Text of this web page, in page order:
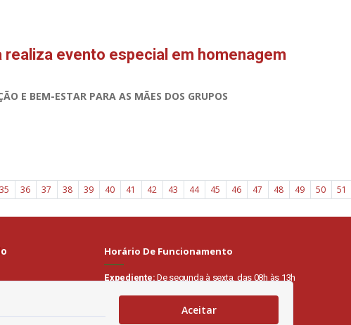
realiza evento especial em homenagem
E BEM-ESTAR PARA AS MÃES DOS GRUPOS
35 36 37 38 39 40 41 42 43 44 45 46 47 48 49 50 51
Horário De Funcionamento
Expediente:De segunda à sexta, das 08h às 13h
Aceitar